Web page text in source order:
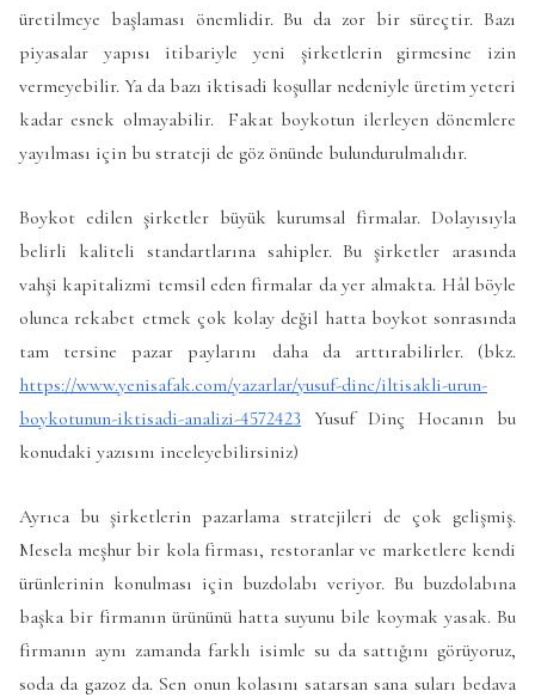
üretilmeye başlaması önemlidir. Bu da zor bir süreçtir. Bazı
piyasalar yapısı itibariyle yeni şirketlerin girmesine izin
vermeyebilir. Ya da bazı iktisadi koşullar nedeniyle üretim yeteri
kadar esnek olmayabilir. Fakat boykotun ilerleyen dönemlere
yayılması için bu strateji de göz önünde bulundurulmalıdır.
Boykot edilen şirketler büyük kurumsal firmalar. Dolayısıyla
belirli kaliteli standartlarına sahipler. Bu şirketler arasında
vahşi kapitalizmi temsil eden firmalar da yer almakta. Hâl böyle
olunca rekabet etmek çok kolay değil hatta boykot sonrasında
tam tersine pazar paylarını daha da arttırabilirler. (bkz.
https://www.yenisafak.com/yazarlar/yusuf-dinc/iltisakli-urun-
boykotunun-iktisadi-analizi-4572423 Yusuf Dinç Hocanın bu
konudaki yazısını inceleyebilirsiniz)
Ayrıca bu şirketlerin pazarlama stratejileri de çok gelişmiş.
Mesela meşhur bir kola firması, restoranlar ve marketlere kendi
ürünlerinin konulması için buzdolabı veriyor. Bu buzdolabına
başka bir firmanın ürününü hatta suyunu bile koymak yasak. Bu
firmanın aynı zamanda farklı isimle su da sattığını görüyoruz,
soda da gazoz da. Sen onun kolasını satarsan sana suları bedava